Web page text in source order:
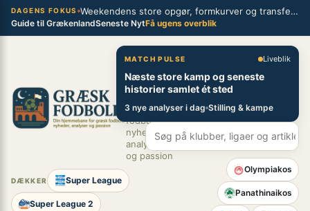
Spring
DAGENS FOKUS Weekendens store opgør, formkurver og transferblik fra græsk fodbold
Guide til GrækenlandSeneste NytFå ugens overblik
Græsk Fodbold
Din
hjemmebane
for græsk
fodbold –
nyheder,
analyser
og passion
DÆKKER Super League
Super League 2
MATCH PULSE Liveblik
Næste store kamp og seneste
historier samlet ét sted
3 nye analyser i dag Stilling & kampe
Olympiakos
Panathinaikos